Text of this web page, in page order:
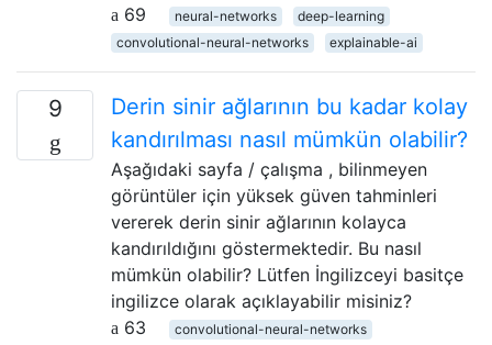
69
neural-networks
deep-learning
convolutional-neural-networks
explainable-ai
9
Derin sinir ağlarının bu kadar kolay
kandırılması nasıl mümkün olabilir?
Aşağıdaki sayfa / çalışma , bilinmeyen
görüntüler için yüksek güven tahminleri
vererek derin sinir ağlarının kolayca
kandırıldığını göstermektedir. Bu nasıl
mümkün olabilir? Lütfen İngilizceyi basitçe
ingilizce olarak açıklayabilir misiniz?
63
convolutional-neural-networks